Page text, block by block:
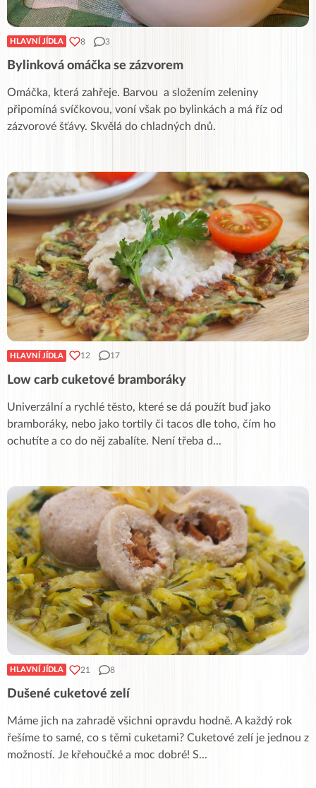
HLAVNÍ JÍDLA 8 3
Bylinková omáčka se zázvorem
Omáčka, která zahřeje. Barvou a složením zeleniny
připomíná svíčkovou, voní však po bylinkách a má říz od
zázvorové šťávy. Skvělá do chladných dnů.
HLAVNÍ JÍDLA 12 17
Low carb cuketové bramboráky
Univerzální a rychlé těsto, které se dá použít buď jako
bramboráky, nebo jako tortily či tacos dle toho, čím ho
ochutíte a co do něj zabalíte. Není třeba d...
HLAVNÍ JÍDLA 21 8
Dušené cuketové zelí
Máme jich na zahradě všichni opravdu hodně. A každý rok
řešíme to samé, co s těmi cuketami? Cuketové zelí je jednou z
možností. Je křehoučké a moc dobré! S...